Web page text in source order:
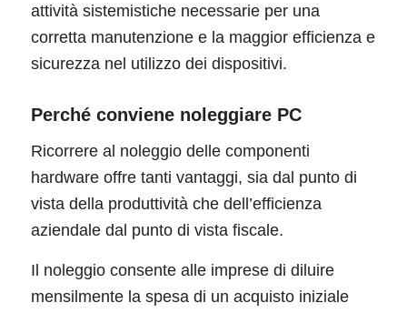
attività sistemistiche necessarie per una
corretta manutenzione e la maggior efficienza e
sicurezza nel utilizzo dei dispositivi.
Perché conviene noleggiare PC
Ricorrere al noleggio delle componenti
hardware offre tanti vantaggi, sia dal punto di
vista della produttività che dell’efficienza
aziendale dal punto di vista fiscale.
Il noleggio consente alle imprese di diluire
mensilmente la spesa di un acquisto iniziale